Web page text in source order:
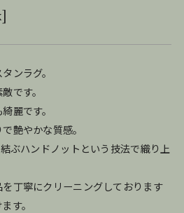
ンラグ。
です。
麗です。
艶やかな質感。
ぶハンドノットという技法で織り上
丁寧にクリーニングしております
す。